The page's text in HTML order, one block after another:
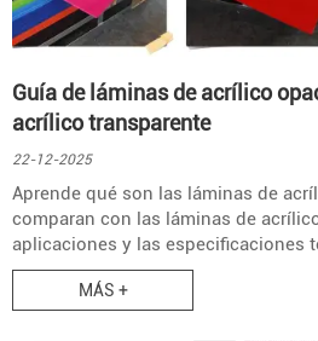
Guía de láminas de acrílico
acrílico transparente
22-12-2025
Aprende qué son las láminas de
comparan con las láminas de
aplicaciones y las especificaciones
MÁS +